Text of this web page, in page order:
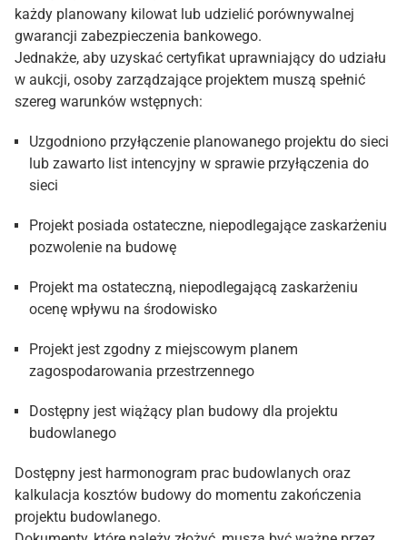
każdy planowany kilowat lub udzielić porównywalnej
gwarancji zabezpieczenia bankowego.
Jednakże, aby uzyskać certyfikat uprawniający do udziału
w aukcji, osoby zarządzające projektem muszą spełnić
szereg warunków wstępnych:
Uzgodniono przyłączenie planowanego projektu do sieci
lub zawarto list intencyjny w sprawie przyłączenia do
sieci
Projekt posiada ostateczne, niepodlegające zaskarżeniu
pozwolenie na budowę
Projekt ma ostateczną, niepodlegającą zaskarżeniu
ocenę wpływu na środowisko
Projekt jest zgodny z miejscowym planem
zagospodarowania przestrzennego
Dostępny jest wiążący plan budowy dla projektu
budowlanego
Dostępny jest harmonogram prac budowlanych oraz
kalkulacja kosztów budowy do momentu zakończenia
projektu budowlanego.